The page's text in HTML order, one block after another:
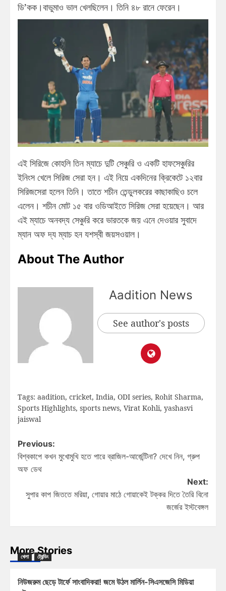
ডি’কক।বাভুমাও ভাল খেলছিলেন। তিনি ৪৮ রানে ফেরেন।
এই সিরিজে কোহলি তিন ম্যাচে দুটি সেঞ্চুরি ও একটি হাফসেঞ্চুরির
ইনিংস খেলে সিরিজ সেরা হন। এই নিয়ে একদিনের ক্রিকেটে ১২বার
সিরিজসেরা হলেন তিনি। তাতে শচীন তেন্ডুলকরের কাছাকাছিও চলে
এলেন। শচীন মোট ১৫ বার ওডিআইতে সিরিজ সেরা হয়েছেন। আর
এই ম্যাচে অনবদ্য সেঞ্চুরি করে ভারতকে জয় এনে দেওয়ার সুবাদে
ম্যান অফ দ্য ম্যাচ হন যশস্বী জয়সওয়াল।
About The Author
Aadition News
See author's posts
Tags: aadition, cricket, India, ODI series, Rohit Sharma,
Sports Highlights, sports news, Virat Kohli, yashasvi
jaiswal
Previous:
বিশ্বকাপে কখন মুখোমুখি হতে পারে ব্রাজিল-আর্জেন্টিনা? দেখে নিন, গ্রুপ
অফ ডেথ
Next:
সুপার কাপ জিততে মরিয়া, গোয়ার মাঠে গোয়াকেই টক্কর দিতে তৈরি বিনো
জর্জের ইস্টবেঙ্গল
More Stories
খেলা ট্রেন্ডিং
নিউজরুম ছেড়ে টার্ফে সাংবাদিকরা! জমে উঠল মার্লিন-সিএসজেসি মিডিয়া